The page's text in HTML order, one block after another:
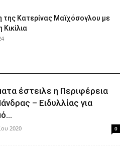
της Κατερίνας Μαϊχόσογλου με
Κικίλια
έστειλε η Περιφέρεια
– Ειδυλλίας για
2020 0